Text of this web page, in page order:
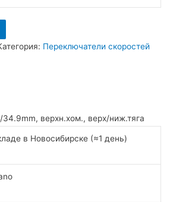
Переключатели скоростей
верхн.хом., верх/ниж.тяга
в Новосибирске (≈1 день)